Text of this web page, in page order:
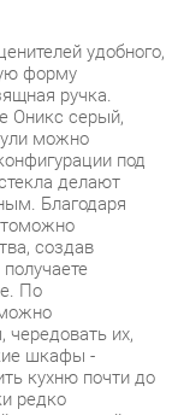
ручка.
серый,
можно
под
делают
Благодаря
создав
По
их,
шкафы -
почти до